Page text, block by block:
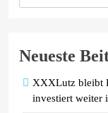
Neueste
XXXLutz bleibt
investiert weiter